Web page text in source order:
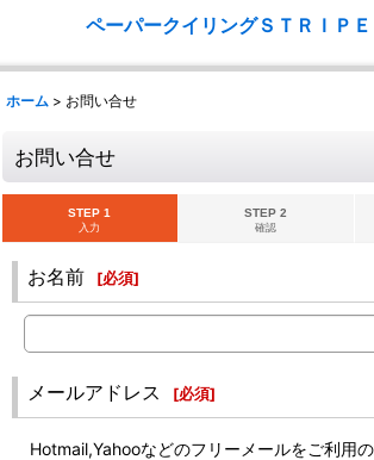
ペーパークイリングＳＴＲＩＰＥ
ホーム > お問い合せ
お問い合せ
STEP 1
入力
STEP 2
確認
お名前 [必須]
メールアドレス [必須]
Hotmail,Yahooなどのフリーメールをご利用